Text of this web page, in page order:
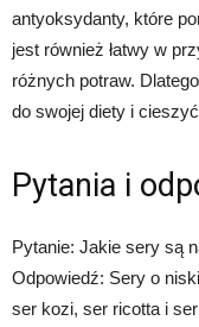
antyoksydanty, które
jest również łatwy w
różnych potraw.
do swojej diety i
Pytania i
Pytanie: Jakie sery są
Odpowiedź: Sery o
ser kozi, ser ricotta i